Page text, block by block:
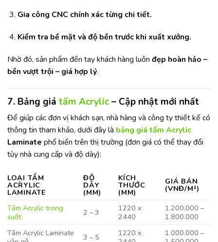
Gia công CNC chính xác từng chi tiết.
Kiểm tra bề mặt và độ bền trước khi xuất xưởng.
Nhờ đó, sản phẩm đến tay khách hàng luôn đẹp hoàn hảo –
bền vượt trội – giá hợp lý.
7. Bảng giá tấm Acrylic– Cập nhật mới nhất
Để giúp các đơn vị khách sạn, nhà hàng và công ty thiết kế có
thông tin tham khảo, dưới đây là bảng giá tấm Acrylic
Laminate phổ biến trên thị trường (đơn giá có thể thay đổi
tùy nhà cung cấp và độ dày):
LOẠI TẤM
ACRYLIC
LAMINATE
ĐỘ
DÀY
(MM)
KÍCH
THƯỚC
(MM)
GIÁ BÁN
(VNĐ/M²)
Tấm Acrylic trong
suốt
2 – 3
1220 x
2440
1.200.000 –
1.800.000
Tấm Acrylic Laminate
3 – 5
1220 x
1.000.000 –